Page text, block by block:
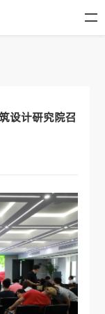
设计研究院召